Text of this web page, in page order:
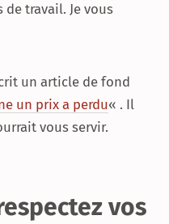
travail. Je vous
un article de fond
un prix a perdu« . Il
vous servir.
vos